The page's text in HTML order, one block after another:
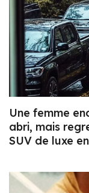
Une femme
abri, mais
SUV de luxe